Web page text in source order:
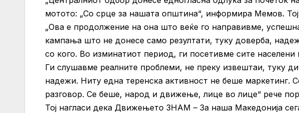
мотото: „Со срце за нашата општина“, информира Мемов.
„Ова е продолжение на она што веќе го направивме,
кампања што не донесе само резултати, туку доверба,
со кого. Во изминатиот период, ги посетивме сите
Ги слушавме реалните проблеми, не преку извештаи, туку
надежи. Ниту една теренска активност не беше маркетинг.
разговор. Се беше, народ и движење, лице во лице“ рече
Тој нагласи дека Движењето ЗНАМ – За наша Македонија